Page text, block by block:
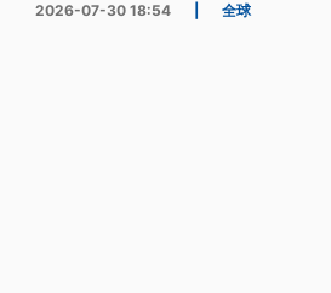
2026-07-30 18:54 全球